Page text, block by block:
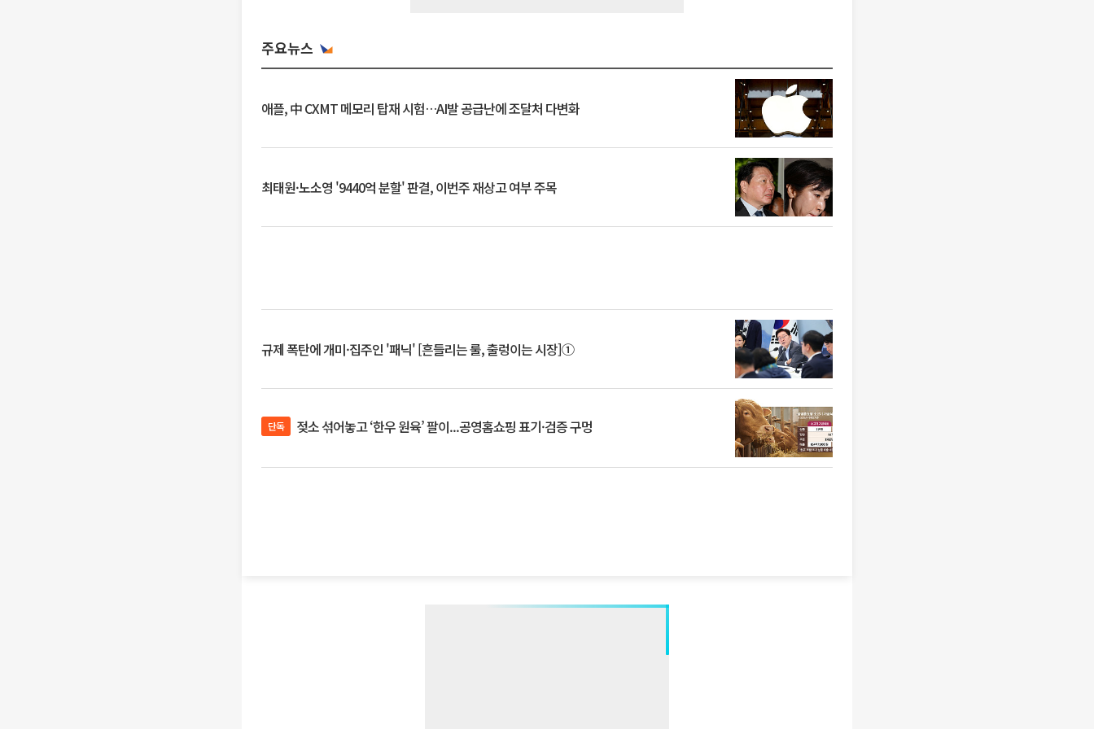
주요뉴스
애플, 中 CXMT 메모리 탑재 시험…AI발 공급난에 조달처 다변화
최태원·노소영 '9440억 분할' 판결, 이번주 재상고 여부 주목
규제 폭탄에 개미·집주인 '패닉' [흔들리는 룰, 출렁이는 시장]①
단독 젖소 섞어놓고 ‘한우 원육’ 팔이...공영홈쇼핑 표기·검증 구멍